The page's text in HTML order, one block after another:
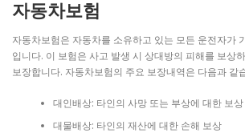
자동차보험
자동차보험은 자동차를 소유하고 있는 모든 운전자가
입니다. 이 보험은 사고 발생 시 상대방의 피해를 보상
보장합니다. 자동차보험의 주요 보장내역은 다음과 같
대인배상: 타인의 사망 또는 부상에 대한 보상
대물배상: 타인의 재산에 대한 손해 보상